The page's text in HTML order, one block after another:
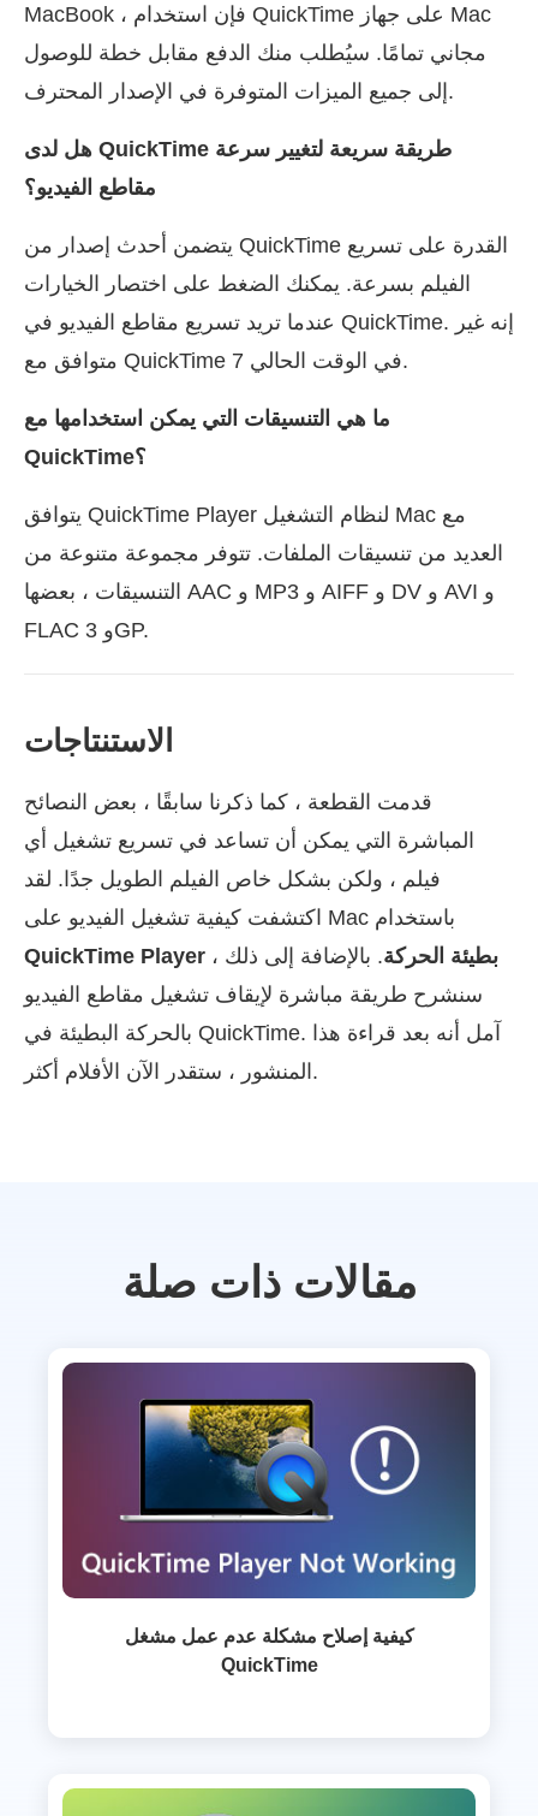
MacBook ، فإن استخدام QuickTime على جهاز Mac
مجاني تمامًا. سيُطلب منك الدفع مقابل خطة للوصول
إلى جميع الميزات المتوفرة في الإصدار المحترف.
هل لدى QuickTime طريقة سريعة لتغيير سرعة
مقاطع الفيديو؟
يتضمن أحدث إصدار من QuickTime القدرة على تسريع
الفيلم بسرعة. يمكنك الضغط على اختصار الخيارات
عندما تريد تسريع مقاطع الفيديو في QuickTime. إنه غير
متوافق مع QuickTime 7 في الوقت الحالي.
ما هي التنسيقات التي يمكن استخدامها مع
QuickTime؟
يتوافق QuickTime Player لنظام التشغيل Mac مع
العديد من تنسيقات الملفات. تتوفر مجموعة متنوعة من
التنسيقات ، بعضها AAC و MP3 و AIFF و DV و AVI و
FLAC و 3GP.
الاستنتاجات
قدمت القطعة ، كما ذكرنا سابقًا ، بعض النصائح
المباشرة التي يمكن أن تساعد في تسريع تشغيل أي
فيلم ، ولكن بشكل خاص الفيلم الطويل جدًا. لقد
اكتشفت كيفية تشغيل الفيديو على Mac باستخدام
QuickTime Player بطيئة الحركة. بالإضافة إلى ذلك ،
سنشرح طريقة مباشرة لإيقاف تشغيل مقاطع الفيديو
بالحركة البطيئة في QuickTime. آمل أنه بعد قراءة هذا
المنشور ، ستقدر الآن الأفلام أكثر.
مقالات ذات صلة
كيفية إصلاح مشكلة عدم عمل مشغل
QuickTime